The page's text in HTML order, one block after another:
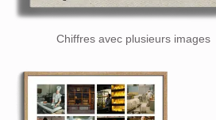
Chiffres avec plusieurs images